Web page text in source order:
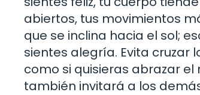
abiertos, tus movimientos
que se inclina hacia el sol;
sientes alegría. Evita cruzar
como si quisieras abrazar
también invitará a los